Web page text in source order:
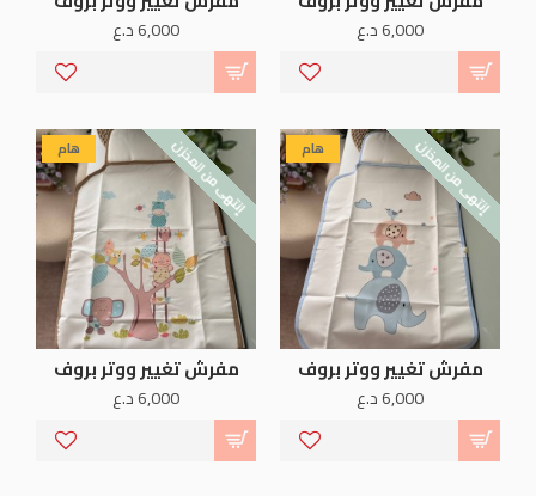
6,000 د.ع 6,000 د.ع
هام إنتهى من المخزن
مفرش تغيير ووتر بروف
6,000 د.ع
هام إنتهى من المخزن
مفرش تغيير ووتر بروف
6,000 د.ع